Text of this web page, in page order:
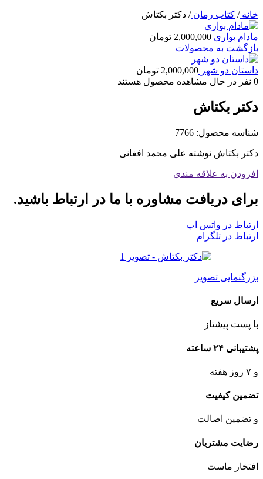
خانه/ کتاب رمان/ دکتر بکتاش
مادام بواری 2,000,000 تومان
بازگشت به محصولات
داستان دو شهر 2,000,000 تومان
0 نفر در حال مشاهده محصول هستند
دکتر بکتاش
شناسه محصول: 7766
دکتر بکتاش نوشته علی محمد افغانی
افزودن به علاقه مندی
برای دریافت مشاوره با ما در ارتباط باشید.
ارتباط در واتس اپ
ارتباط در تلگرام
بزرگنمایی تصویر
ارسال سریع
با پست پیشتاز
پشتیبانی ۲۴ ساعته
و ۷ روز هفته
تضمین کیفیت
و تضمین اصالت
رضایت مشتریان
افتخار ماست